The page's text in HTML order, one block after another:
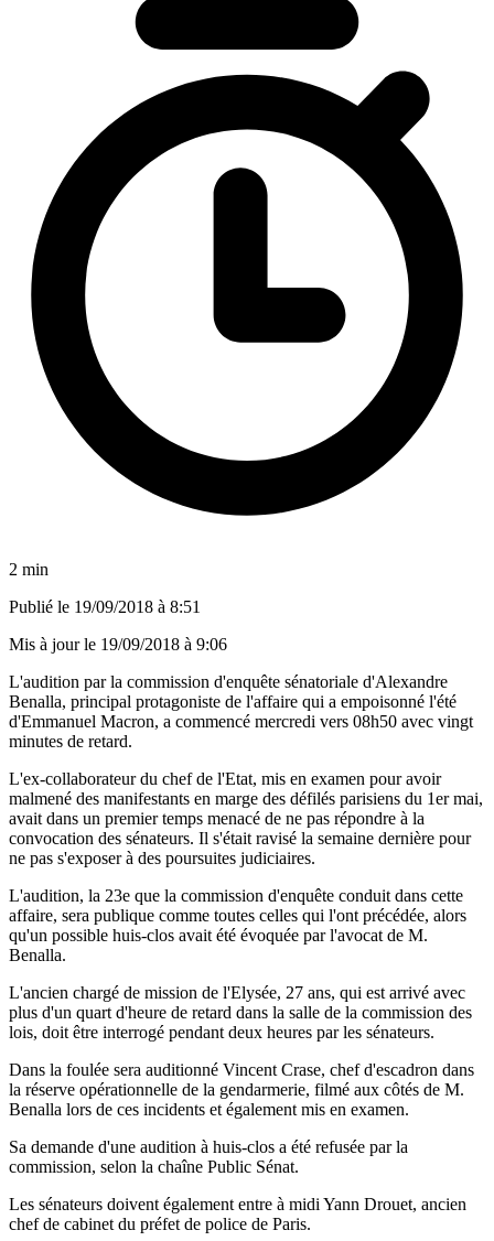
2 min
Publié le 19/09/2018 à 8:51
Mis à jour le 19/09/2018 à 9:06
L'audition par la commission d'enquête sénatoriale d'Alexandre
Benalla, principal protagoniste de l'affaire qui a empoisonné l'été
d'Emmanuel Macron, a commencé mercredi vers 08h50 avec vingt
minutes de retard.
L'ex-collaborateur du chef de l'Etat, mis en examen pour avoir
malmené des manifestants en marge des défilés parisiens du 1er mai,
avait dans un premier temps menacé de ne pas répondre à la
convocation des sénateurs. Il s'était ravisé la semaine dernière pour
ne pas s'exposer à des poursuites judiciaires.
L'audition, la 23e que la commission d'enquête conduit dans cette
affaire, sera publique comme toutes celles qui l'ont précédée, alors
qu'un possible huis-clos avait été évoquée par l'avocat de M.
Benalla.
L'ancien chargé de mission de l'Elysée, 27 ans, qui est arrivé avec
plus d'un quart d'heure de retard dans la salle de la commission des
lois, doit être interrogé pendant deux heures par les sénateurs.
Dans la foulée sera auditionné Vincent Crase, chef d'escadron dans
la réserve opérationnelle de la gendarmerie, filmé aux côtés de M.
Benalla lors de ces incidents et également mis en examen.
Sa demande d'une audition à huis-clos a été refusée par la
commission, selon la chaîne Public Sénat.
Les sénateurs doivent également entre à midi Yann Drouet, ancien
chef de cabinet du préfet de police de Paris.